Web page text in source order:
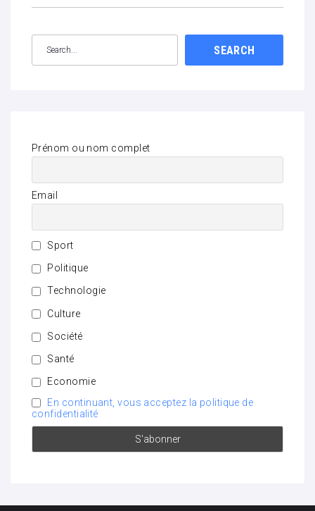
SEARCH
Prénom ou nom complet
Email
Sport
Politique
Technologie
Culture
Société
Santé
Economie
En continuant, vous acceptez la politique de
confidentialité